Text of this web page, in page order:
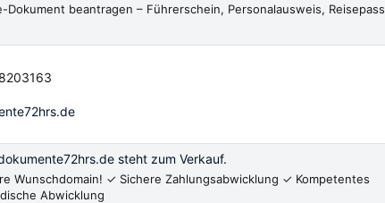
Dokument beantragen – Führerschein, Personalausweis, Reisepass
steht zum Verkauf.
Wunschdomain! ✓ Sichere Zahlungsabwicklung ✓ Kompetentes
Abwicklung